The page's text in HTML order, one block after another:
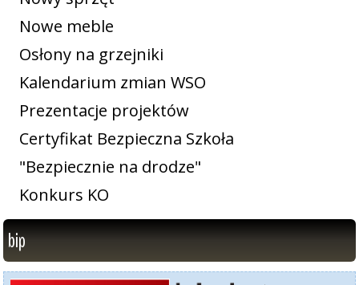
Nowe meble
Osłony na grzejniki
Kalendarium zmian WSO
Prezentacje projektów
Certyfikat Bezpieczna Szkoła
"Bezpiecznie na drodze"
Konkurs KO
bip